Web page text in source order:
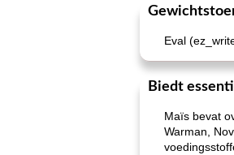
Eval
Biedt
Maïs bevat
Warman,